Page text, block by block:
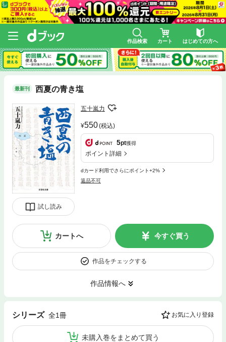
作品検索 カート はじめての方へ
最新刊 西夏の青き塩
試し読み
五十嵐力
550(税込)
5pt獲得
ポイント詳細
dカード利用でさらにポイント+2%
返品不可
カートへ 今すぐ買う
作品をチェックする
作品情報へ
シリーズ 全1冊 お気に入り登録
未購入巻をまとめて買う